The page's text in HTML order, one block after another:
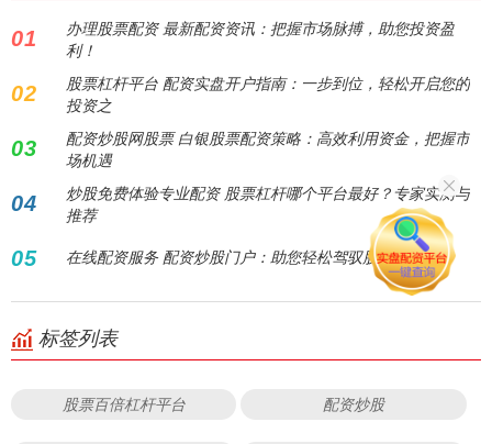
01
办理股票配资 最新配资资讯：把握市场脉搏，助您投资盈
利！
02
股票杠杆平台 配资实盘开户指南：一步到位，轻松开启您的
投资之
03
配资炒股网股票 白银股票配资策略：高效利用资金，把握市
场机遇
04
炒股免费体验专业配资 股票杠杆哪个平台最好？专家实测与
推荐
05 在线配资服务 配资炒股门户：助您轻松驾驭股市风云
标签列表
股票百倍杠杆平台 配资炒股